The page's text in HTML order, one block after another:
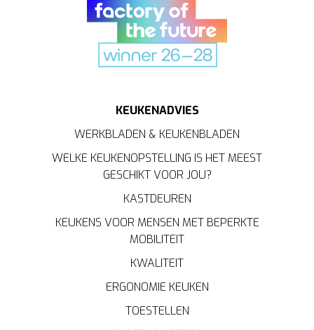
gepersonaliseerdeervaring te bieden zoals
aangegeven in hetcookiebeleid
KEUKENADVIES
WERKBLADEN & KEUKENBLADEN
WELKE KEUKENOPSTELLING IS HET MEEST
GESCHIKT VOOR JOU?
KASTDEUREN
KEUKENS VOOR MENSEN MET BEPERKTE
MOBILITEIT
KWALITEIT
ERGONOMIE KEUKEN
TOESTELLEN